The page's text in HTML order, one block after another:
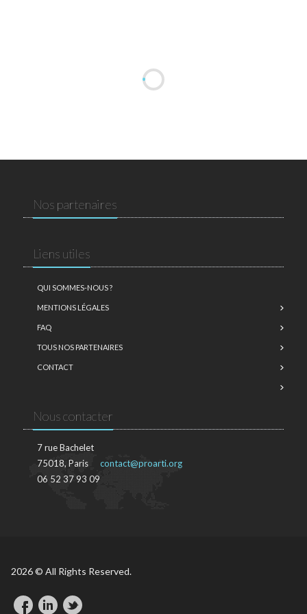
Nos partenaires
Liens utiles
QUI SOMMES-NOUS ?
MENTIONS LÉGALES
FAQ
TOUS NOS PARTENAIRES
CONTACT
Nous contacter
7 rue Bachelet
75018, Paris
06 52 37 93 09
contact@proarti.org
2026 © All Rights Reserved.